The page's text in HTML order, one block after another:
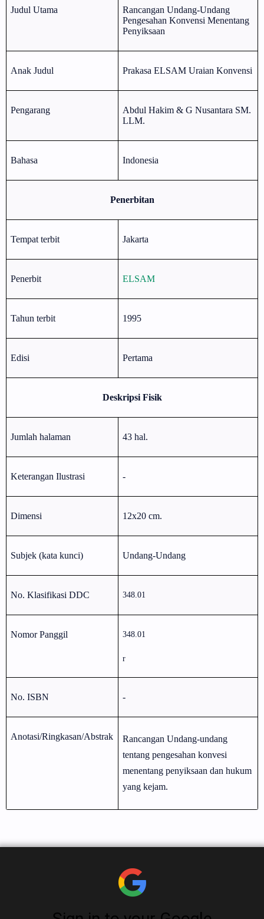
Judul Utama
Rancangan Undang-Undang
Pengesahan Konvensi Menentang
Penyiksaan
Anak Judul Prakasa ELSAM Uraian Konvensi
Pengarang
Abdul Hakim & G Nusantara SM.
LLM.
Bahasa Indonesia
Penerbitan
Tempat terbit Jakarta
Penerbit ELSAM
Tahun terbit 1995
Edisi Pertama
Deskripsi Fisik
Jumlah halaman 43 hal.
Keterangan Ilustrasi -
Dimensi 12x20 cm.
Subjek (kata kunci) Undang-Undang
No. Klasifikasi DDC 348.01
Nomor Panggil 348.01
r
No. ISBN -
Anotasi/Ringkasan/Abstrak
Rancangan Undang-undang
tentang pengesahan konvesi
menentang penyiksaan dan hukum
yang kejam.